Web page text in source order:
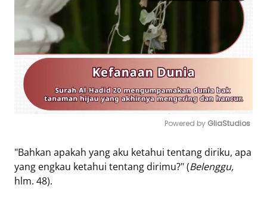
Mute
Powered by GliaStudios
"Bahkan apakah yang aku ketahui tentang diriku, apa
yang engkau ketahui tentang dirimu?" (Belenggu,
hlm. 48).